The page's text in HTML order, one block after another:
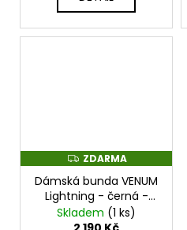
Z
D
A
R
M
A
ZDARMA
Dámská bunda VENUM
Lightning - černá -
VENUM-04592-126
Skladem (1 ks)